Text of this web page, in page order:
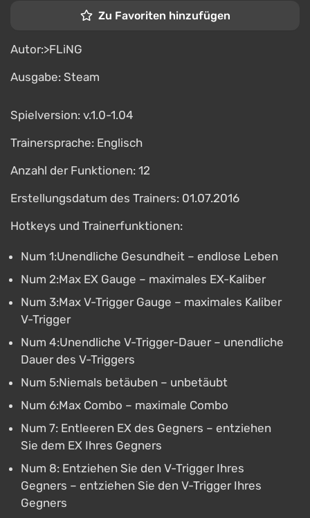
Zu Favoriten hinzufügen
Autor:>FLiNG
Ausgabe: Steam
Spielversion: v.1.0-1.04
Trainersprache: Englisch
Anzahl der Funktionen: 12
Erstellungsdatum des Trainers: 01.07.2016
Hotkeys und Trainerfunktionen:
Num 1:Unendliche Gesundheit – endlose Leben
Num 2:Max EX Gauge – maximales EX-Kaliber
Num 3:Max V-Trigger Gauge – maximales Kaliber
V-Trigger
Num 4:Unendliche V-Trigger-Dauer – unendliche
Dauer des V-Triggers
Num 5:Niemals betäuben – unbetäubt
Num 6:Max Combo – maximale Combo
Num 7: Entleeren EX des Gegners – entziehen
Sie dem EX Ihres Gegners
Num 8: Entziehen Sie den V-Trigger Ihres
Gegners – entziehen Sie den V-Trigger Ihres
Gegners